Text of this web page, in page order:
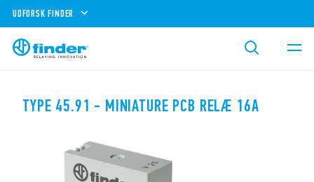
UDFORSK FINDER
TYPE 45.91 - MINIATURE PCB RELÆ 16A